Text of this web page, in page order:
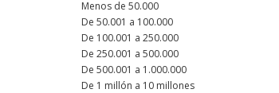
Menos de 50.000
De 50.001 a 100.000
De 100.001 a 250.000
De 250.001 a 500.000
De 500.001 a 1.000.000
De 1 millón a 10 millones